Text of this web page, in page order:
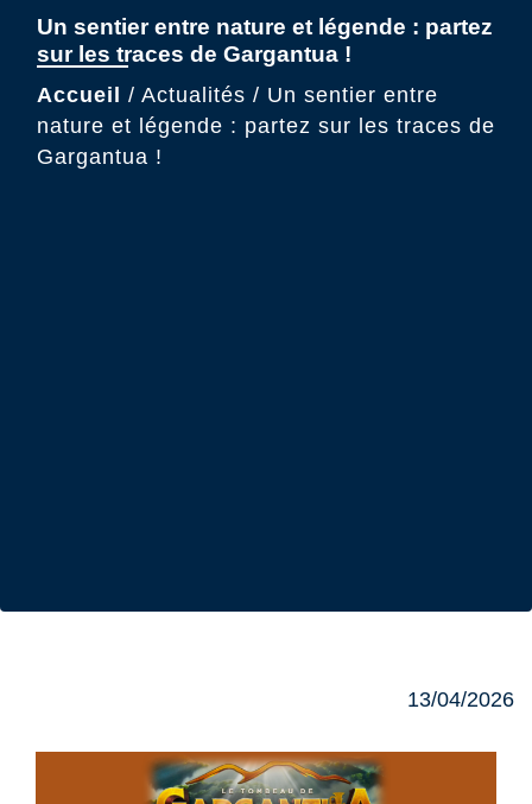
Un sentier entre nature et légende : partez
sur les traces de Gargantua !
Accueil / Actualités / Un sentier entre
nature et légende : partez sur les traces de
Gargantua !
13/04/2026